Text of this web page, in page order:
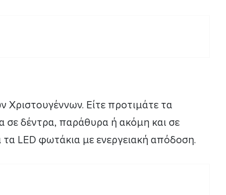
Είτε προτιμάτε τα
σε δέντρα, παράθυρα ή ακόμη και σε
τα LED φωτάκια με ενεργειακή απόδοση.